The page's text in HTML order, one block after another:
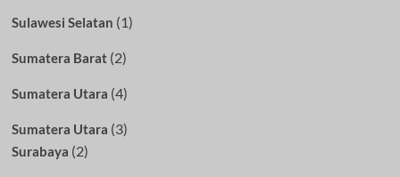
Sulawesi Selatan (1)
Sumatera Barat(2)
Sumatera Utara (4)
Sumatera Utara (3)
Surabaya (2)